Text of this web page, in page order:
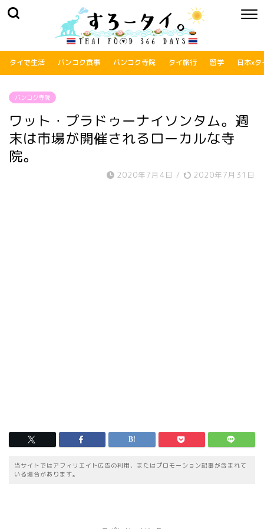
タイで生活 バンコク食事 バンコク寺院 タイ旅行 留学 日本xタ
バンコク寺院
ワット・プラドゥーナイソンタム。週
末は市場が開催されるローカルな寺
院。
2020年7月4日 / 2020年7月31日
当サイトではアフィリエイト広告の利用、またはプロモーション記事が含まれて
いる場合があります。